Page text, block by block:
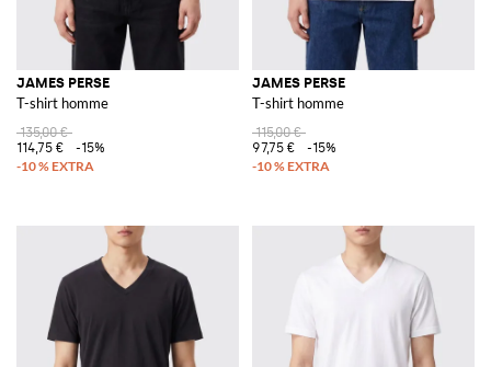
JAMES PERSE
T-shirt homme
135,00 €
114,75 €
-15%
JAMES PERSE
T-shirt homme
115,00 €
97,75 €
-15%